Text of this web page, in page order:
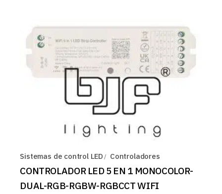
Sistemas de control LED Controladores
CONTROLADOR LED 5 EN 1 MONOCOLOR-
DUAL-RGB-RGBW-RGBCCT WIFI